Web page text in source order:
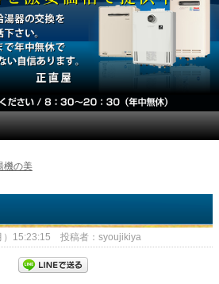
機の美
）15:23:15 投稿者：syoujikiya